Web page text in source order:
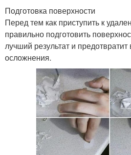
Подготовка поверхности
Перед тем как приступить к
правильно подготовить
лучший результат и
осложнения.